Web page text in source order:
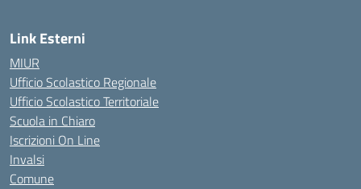
Link Esterni
MIUR
Ufficio Scolastico Regionale
Ufficio Scolastico Territoriale
Scuola in Chiaro
Iscrizioni On Line
Invalsi
Comune